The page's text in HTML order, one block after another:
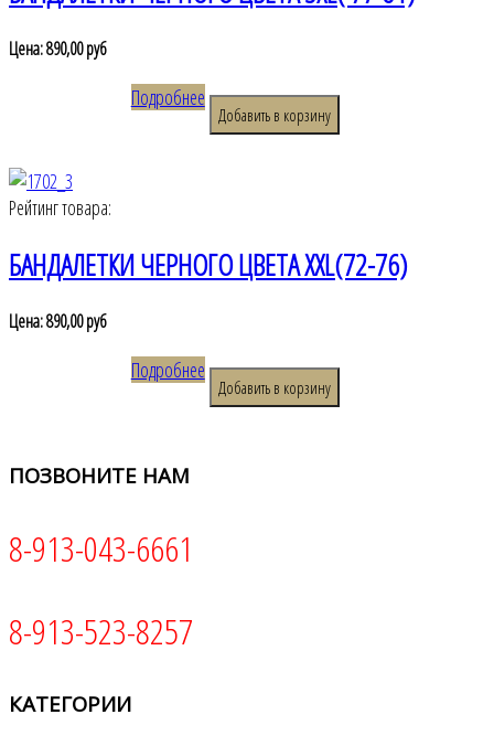
Цена:890,00 руб
Подробнее
Рейтинг товара:
БАНДАЛЕТКИ ЧЕРНОГО ЦВЕТА XXL(72-76)
Цена:890,00 руб
Подробнее
ПОЗВОНИТЕ НАМ
8-913-043-6661
8-913-523-8257
КАТЕГОРИИ